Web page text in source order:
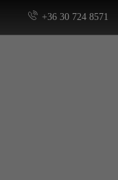
+36 30 724 8571